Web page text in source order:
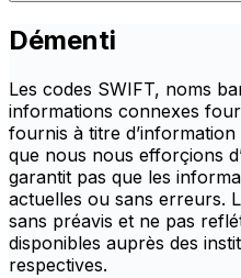
Démenti
Les codes SWIFT, noms
informations connexes
fournis à titre
que nous nous efforçions
garantit pas que les
actuelles ou sans erreurs.
sans préavis et ne pas
disponibles auprès des
respectives.